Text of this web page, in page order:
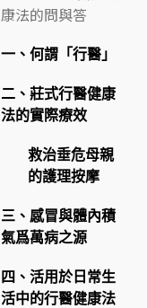
康法的問與答
一、何謂「行醫」
二、莊式行醫健康
法的實際療效
救治垂危母親
的護理按摩
三、感冒與體內積
氣爲萬病之源
四、活用於日常生
活中的行醫健康法